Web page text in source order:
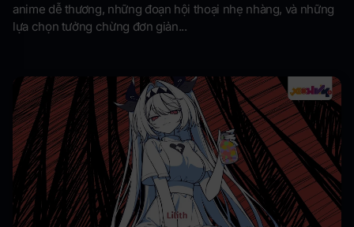
anime dễ thương, những đoạn hội thoại nhẹ nhàng, và những
lựa chọn tưởng chừng đơn giản...